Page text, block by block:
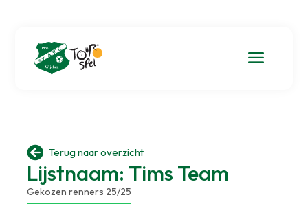
a
 Terug naar overzicht
Lijstnaam: Tims Team
Gekozen renners 25/25